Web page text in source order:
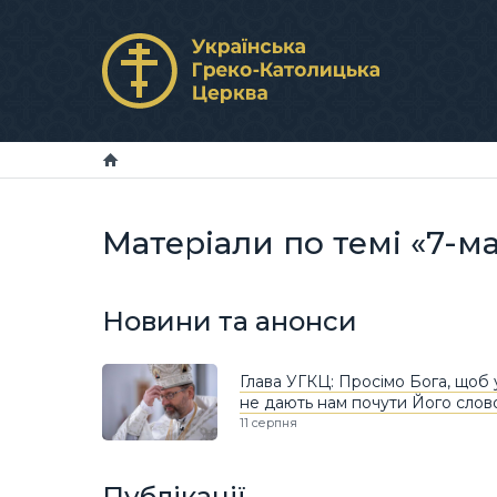
Матеріали по темі «7-
Новини та анонси
Глава УГКЦ: Просімо Бога, щоб
не дають нам почути Його
11 серпня